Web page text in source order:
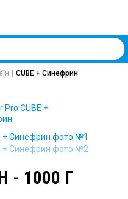
CUBE + Синефрин
- 1000 Г